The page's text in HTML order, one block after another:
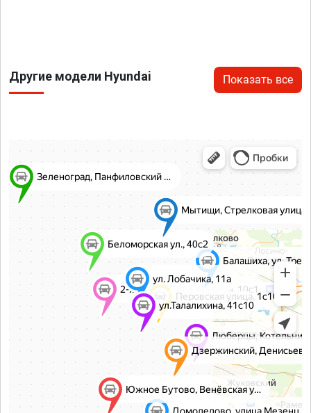
Другие модели Hyundai Показать все